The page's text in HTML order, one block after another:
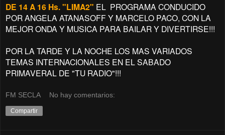
DE 14 A 16 Hs. "LIMA2" EL PROGRAMA CONDUCIDO
POR ANGELA ATANASOFF Y MARCELO PACO, CON LA
MEJOR ONDA Y MUSICA PARA BAILAR Y DIVERTIRSE!!!
POR LA TARDE Y LA NOCHE LOS MAS VARIADOS
TEMAS INTERNACIONALES EN EL SABADO
PRIMAVERAL DE "TU RADIO"!!!
FM SECLA No hay comentarios:
Compartir